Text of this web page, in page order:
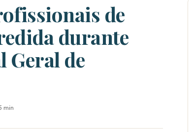
de
durante
Geral de
min